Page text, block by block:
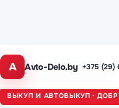
Главная / Добруш
ВЫКУП И АВТОВЫКУП ·